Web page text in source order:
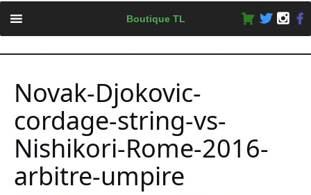
content
Boutique TL
Novak-Djokovic-
cordage-string-vs-
Nishikori-Rome-2016-
arbitre-umpire